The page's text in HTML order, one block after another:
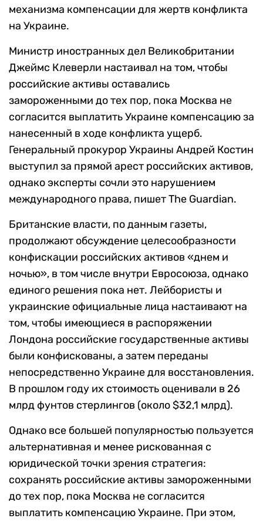
механизма компенсации для жертв конфликта
на Украине.
Министр иностранных дел Великобритании
Джеймс Клеверли настаивал на том, чтобы
российские активы оставались
замороженными до тех пор, пока Москва не
согласится выплатить Украине компенсацию за
нанесенный в ходе конфликта ущерб.
Генеральный прокурор Украины Андрей Костин
выступил за прямой арест российских активов,
однако эксперты сочли это нарушением
международного права, пишет The Guardian.
Британские власти, по данным газеты,
продолжают обсуждение целесообразности
конфискации российских активов «днем и
ночью», в том числе внутри Евросоюза, однако
единого решения пока нет. Лейбористы и
украинские официальные лица настаивают на
том, чтобы имеющиеся в распоряжении
Лондона российские государственные активы
были конфискованы, а затем переданы
непосредственно Украине для восстановления.
В прошлом году их стоимость оценивали в 26
млрд фунтов стерлингов (около $32,1 млрд).
Однако все большей популярностью пользуется
альтернативная и менее рискованная с
юридической точки зрения стратегия:
сохранять российские активы замороженными
до тех пор, пока Москва не согласится
выплатить компенсацию Украине. При этом,